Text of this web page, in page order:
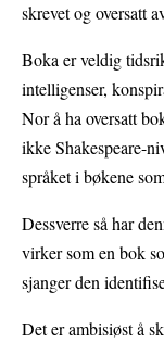
skrevet og oversatt
Boka er veldig
intelligenser,
Nor å ha oversatt
ikke Shakespeare-
språket i bøkene
Dessverre så har
virker som en bok
sjanger den
Det er ambisiøst å